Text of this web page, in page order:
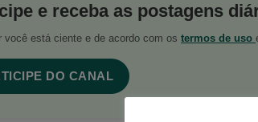
e receba as postagens
você está ciente e de acordo com os termos de uso
DO CANAL